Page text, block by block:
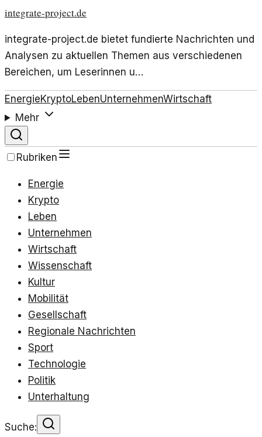
integrate-project.de
integrate-project.de bietet fundierte Nachrichten und
Analysen zu aktuellen Themen aus verschiedenen
Bereichen, um Leserinnen u…
EnergieKryptoLebenUnternehmenWirtschaft
Mehr
Rubriken
Energie
Krypto
Leben
Unternehmen
Wirtschaft
Wissenschaft
Kultur
Mobilität
Gesellschaft
Regionale Nachrichten
Sport
Technologie
Politik
Unterhaltung
Suche: